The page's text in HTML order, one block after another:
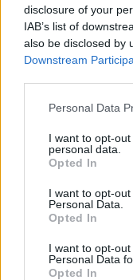
disclosure of your
IAB’s list of
also be disclosed by
Downstream
Personal Data
I want to opt-
personal data.
Opted In
I want to opt-
Personal Data.
Opted In
I want to opt-
Personal Data
Opted In
Τα
8
8